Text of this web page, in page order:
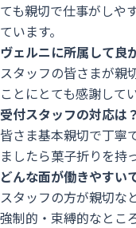
ても親切で仕事がしや
ています。
ヴェルニに所属して良
スタッフの皆さまが親
ことにとても感謝して
受付スタッフの対応は？
皆さま基本親切で丁寧
ましたら菓子折りを持
どんな面が働きやすい
スタッフの方が親切な
強制的・束縛的なとこ